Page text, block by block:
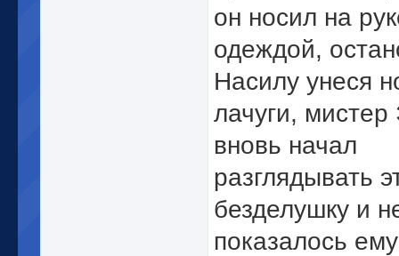
он носил на
одеждой,
Насилу унеся
лачуги,
вновь начал
разглядывать
безделушку и
показалось ему